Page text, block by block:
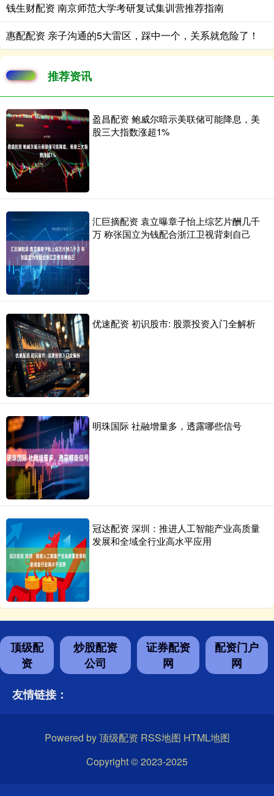
钱生财配资 南京师范大学考研复试集训营推荐指南
惠配配资 亲子沟通的5大雷区，踩中一个，关系就危险了！
推荐资讯
盈昌配资 鲍威尔暗示美联储可能降息，美
股三大指数涨超1%
汇巨摘配资 袁立曝章子怡上综艺片酬几千
万 称张国立为钱配合浙江卫视背刺自己
优速配资 初识股市: 股票投资入门全解析
明珠国际 社融增量多，透露哪些信号
冠达配资 深圳：推进人工智能产业高质量
发展和全域全行业高水平应用
顶级配
资
炒股配资
公司
证券配资
网
配资门户
网
友情链接：
Powered by顶级配资 RSS地图 HTML地图
Copyright© 2023-2025